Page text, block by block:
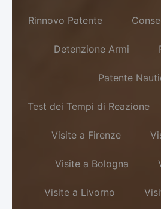
Rinnovo Patente
Detenzione Armi
Patente
Test dei Tempi di Reazione
Visite a Firenze
Visite a Bologna
Visite a Livorno